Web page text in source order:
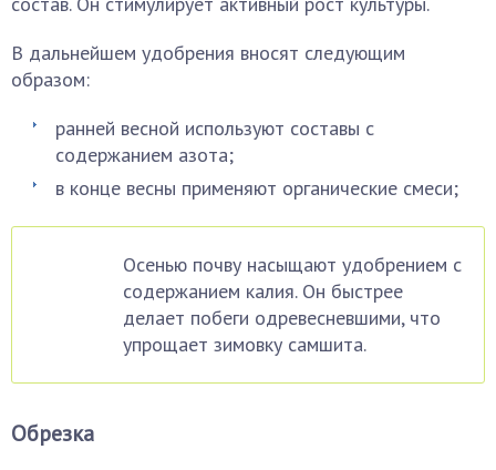
В дальнейшем удобрения вносят следующим
образом:
ранней весной используют составы с
содержанием азота;
в конце весны применяют органические смеси;
Осенью почву насыщают удобрением с
содержанием калия. Он быстрее
делает побеги одревесневшими, что
упрощает зимовку самшита.
Обрезка